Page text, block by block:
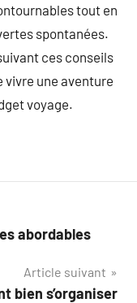
tout en
spontanées.
ces conseils
vivre une aventure
voyage.
abordables
Article suivant
bien s’organiser